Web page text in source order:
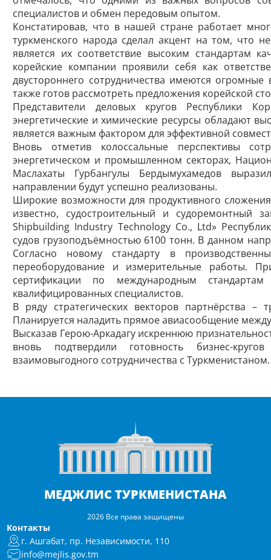
специалистов и обмен передовым опытом.
Констатировав, что в нашей стране работает
туркменского народа сделал акцент на том, что
является их соответствие высоким стандартам
корейские компании проявили себя как
двустороннего сотрудничества имеются
также готов рассмотреть предложения корейской
Представители деловых кругов Республики
энергетические и химические ресурсы обладают
является важным фактором для эффективной
Вновь отметив колоссальные перспективы
энергетическом и промышленном секторах,
Маслахаты Гурбангулы Бердымухамедов
направлении будут успешно реализованы.
Широкие возможности для продуктивного
известно, судостроительный и судоремонтный
Shipbuilding Industry Technology Co., Ltd»
судов грузоподъёмностью 6100 тонн. В данном
Согласно новому стандарту в
переоборудование и измерительные работы.
сертификации по международным
квалифицированных специалистов.
В ряду стратегических векторов партнёрства –
Планируется наладить прямое авиасообщение
Высказав Герою-Аркадагу искреннюю
вновь подтвердили готовность бизнес-
взаимовыгодного сотрудничества с Туркменистаном.
МЕДЖЛИС ТУРКМЕНИСТАНА
2026 Все права защищены
Контакты
г. Ашгабат, пр. Независимости, 110
info@mejlis.gov.tm